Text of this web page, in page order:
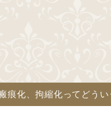
痕化、拘縮化ってどうい